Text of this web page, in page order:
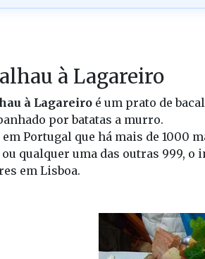
à Lagareiro
à Lagareiro é um prato de
por batatas a murro.
em Portugal que há mais de 1000
qualquer uma das outras 999,
em Lisboa.